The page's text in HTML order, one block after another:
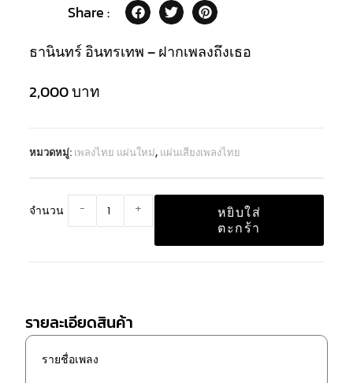
Share :
ธานินทร์ อินทรเทพ – ฝากเพลงถึงเธอ
2,000บาท
หมวดหมู่: เพลงไทย แผ่นใหม่, แผ่นเสียงเพลงไทย
จำนวน - +
หยิบใส่
ตะกร้า
รายละเอียดสินค้า
รายชื่อเพลง